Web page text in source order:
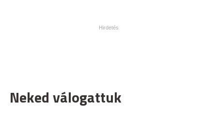
Neked válogattuk